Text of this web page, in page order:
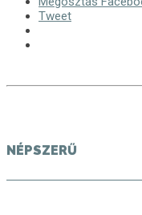
Tweet
NÉPSZERŰ